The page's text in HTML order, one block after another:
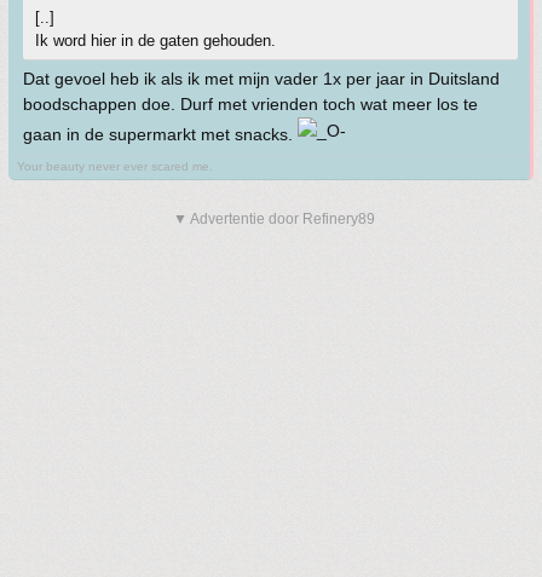
[..]
Ik word hier in de gaten gehouden.
Dat gevoel heb ik als ik met mijn vader 1x per jaar in Duitsland
boodschappen doe. Durf met vrienden toch wat meer los te
gaan in de supermarkt met snacks.
Your beauty never ever scared me.
▼ Advertentie door Refinery89